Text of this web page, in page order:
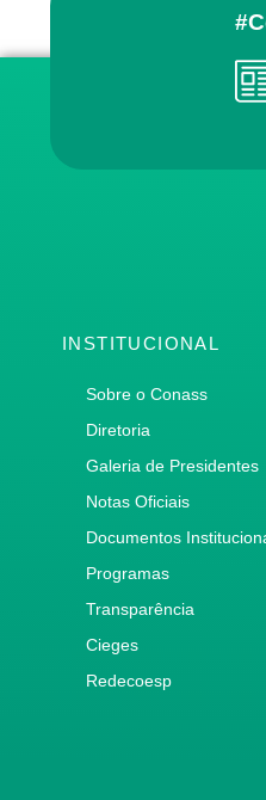
INSTITUCIONAL
Sobre o Conass
Diretoria
Galeria de Presidentes
Notas Oficiais
Documentos
Programas
Transparência
Cieges
Redecoesp